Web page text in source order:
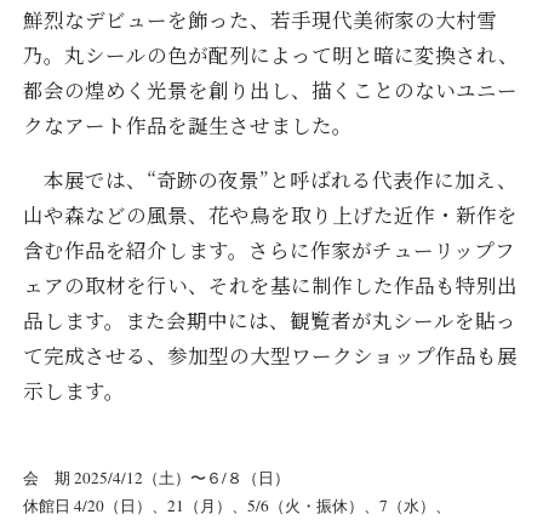
鮮烈なデビューを飾った、若手現代美術家の大村雪
乃。丸シールの色が配列によって明と暗に変換され、
都会の煌めく光景を創り出し、描くことのないユニー
クなアート作品を誕生させました。
本展では、“奇跡の夜景”と呼ばれる代表作に加え、
山や森などの風景、花や鳥を取り上げた近作・新作を
含む作品を紹介します。さらに作家がチューリップフ
ェアの取材を行い、それを基に制作した作品も特別出
品します。また会期中には、観覧者が丸シールを貼っ
て完成させる、参加型の大型ワークショップ作品も展
示します。
会 期 2025/4/12（土）〜６/８（日）
休館日 4/20（日）、21（月）、5/6（火・振休）、7（水）、